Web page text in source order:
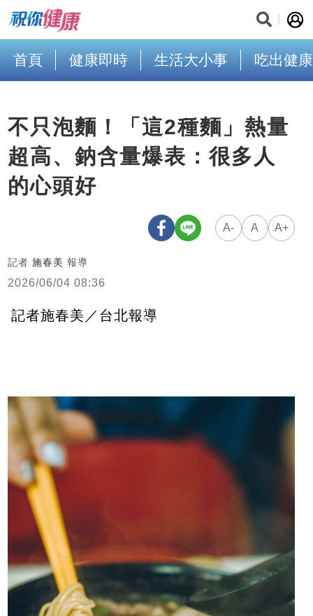
首頁 健康即時 生活大小事 吃出健康
不只泡麵！「這2種麵」熱量
超高、鈉含量爆表：很多人
的心頭好
A- A A+
記者 施春美 報導
2026/06/04 08:36
記者施春美／台北報導